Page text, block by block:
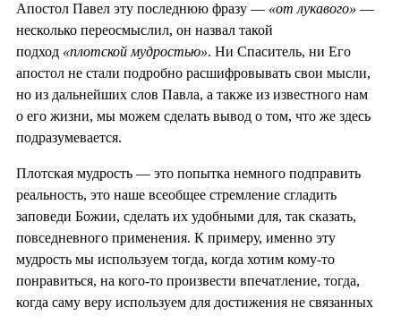
Апостол Павел эту последнюю фразу — «от лукавого» —
несколько переосмыслил, он назвал такой
подход «плотской мудростью». Ни Спаситель, ни Его
апостол не стали подробно расшифровывать свои мысли,
но из дальнейших слов Павла, а также из известного нам
о его жизни, мы можем сделать вывод о том, что же здесь
подразумевается.
Плотская мудрость — это попытка немного подправить
реальность, это наше всеобщее стремление сгладить
заповеди Божии, сделать их удобными для, так сказать,
повседневного применения. К примеру, именно эту
мудрость мы используем тогда, когда хотим кому-то
понравиться, на кого-то произвести впечатление, тогда,
когда саму веру используем для достижения не связанных